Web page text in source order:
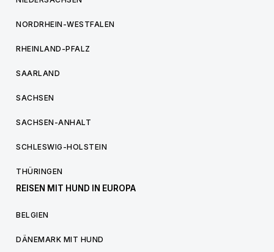
NORDRHEIN-WESTFALEN
RHEINLAND-PFALZ
SAARLAND
SACHSEN
SACHSEN-ANHALT
SCHLESWIG-HOLSTEIN
THÜRINGEN
REISEN MIT HUND IN EUROPA
BELGIEN
DÄNEMARK MIT HUND